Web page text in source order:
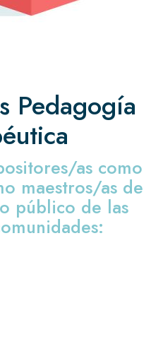
Pedagogía
as como
maestros/as de
público de las